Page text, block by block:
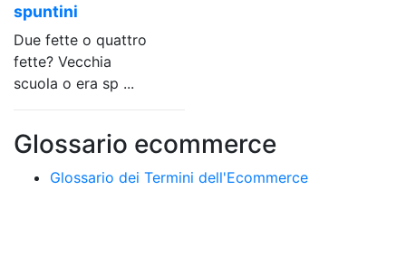
spuntini
Due fette o quattro
fette? Vecchia
scuola o era sp ...
Glossario ecommerce
Glossario dei Termini dell'Ecommerce